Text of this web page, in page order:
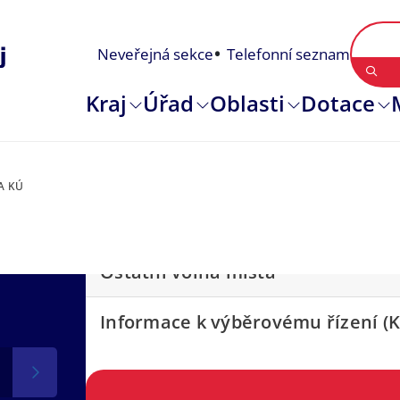
Neveřejná sekce Telefonní seznam
Kraj Úřad Oblasti Dotace
KÚ
Ostatní volná místa
Informace k výběrovému řízení